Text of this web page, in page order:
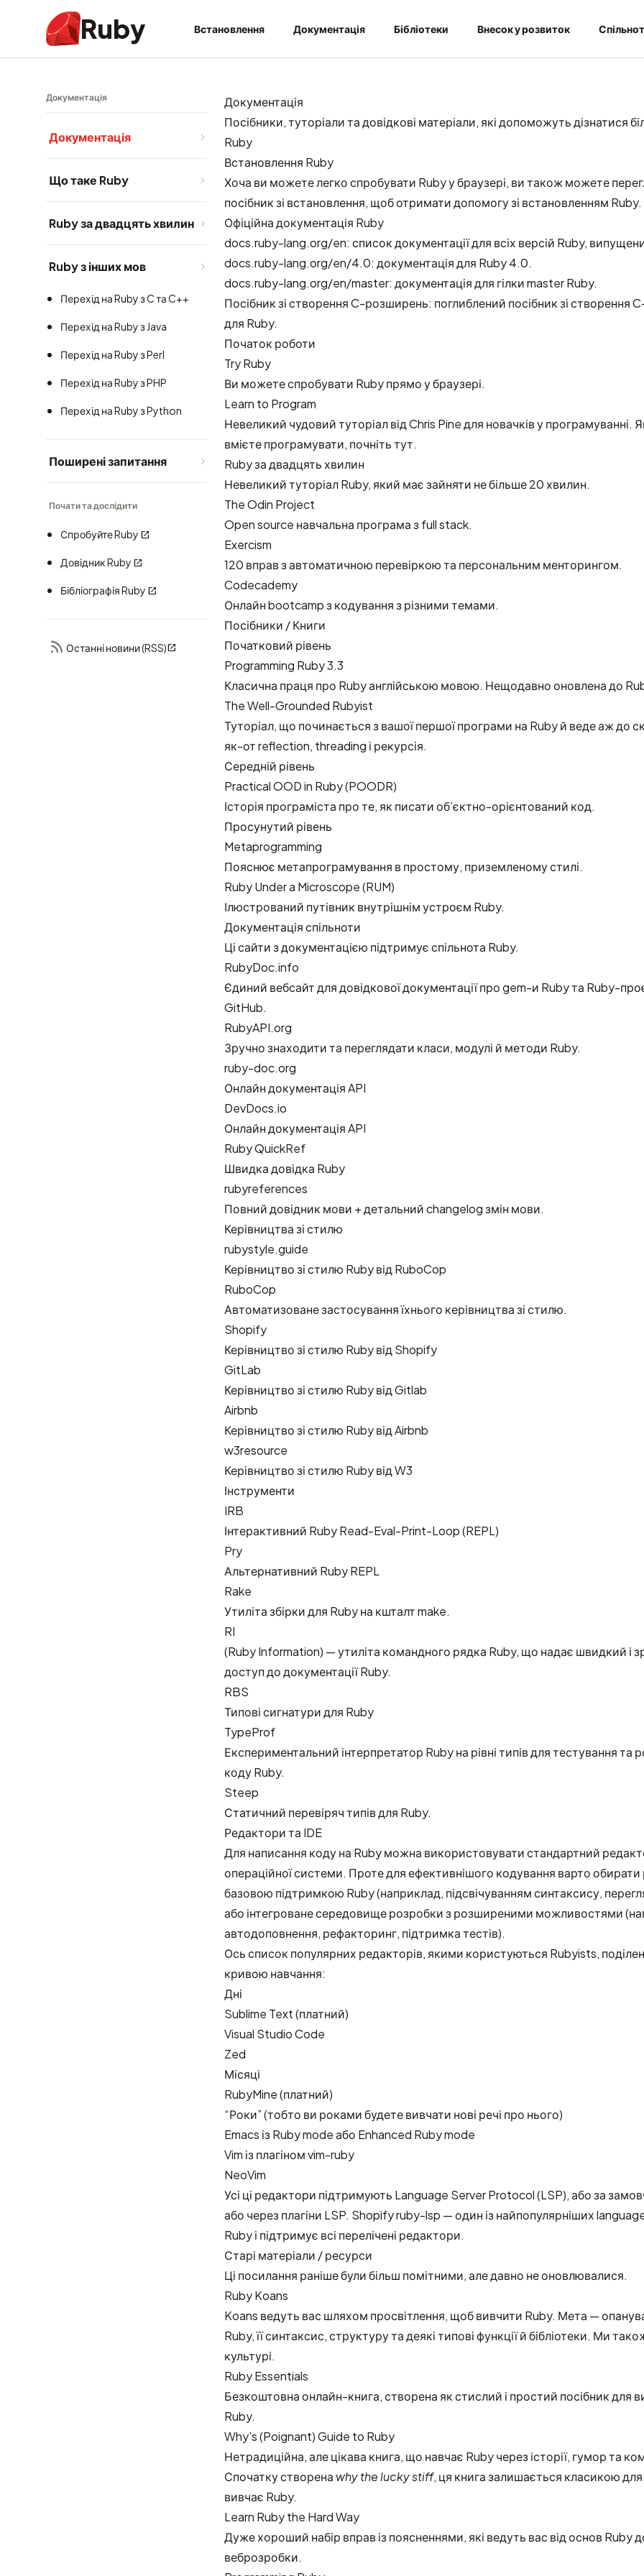
Ruby Встановлення Документація Бібліотеки Внесок у розвиток
Документація
Документація
Що таке Ruby
Ruby за двадцять хвилин
Ruby з інших мов
Перехід на Ruby з C та C++
Перехід на Ruby з Java
Перехід на Ruby з Perl
Перехід на Ruby з PHP
Перехід на Ruby з Python
Поширені запитання
Почати та дослідити
Спробуйте Ruby
Довідник Ruby
Бібліографія Ruby
Останні новини (RSS)
Документація
Посібники, туторіали та довідкові матеріали, які допоможуть дізнатися
Ruby
Встановлення Ruby
Хоча ви можете легкоспробувати Ruby у браузері, ви також можете
посібник зі встановлення, щоб отримати допомогу зі встановленням Ruby.
Офіційна документація Ruby
docs.ruby-lang.org/en: список документації для всіх версій Ruby,
docs.ruby-lang.org/en/4.0: документація для Ruby 4.0.
docs.ruby-lang.org/en/master: документація для гілки master Ruby.
Посібник зі створення C-розширень: поглиблений посібник зі створення
для Ruby.
Початок роботи
Try Ruby
Ви можете спробувати Ruby прямо у браузері.
Learn to Program
Невеликий чудовий туторіал від Chris Pine для новачків у програмуванні.
вмієте програмувати, почніть тут.
Ruby за двадцять хвилин
Невеликий туторіал Ruby, який має зайняти не більше 20 хвилин.
The Odin Project
Open source навчальна програма з full stack.
Exercism
120 вправ з автоматичною перевіркою та персональним менторингом.
Codecademy
Онлайн bootcamp з кодування з різними темами.
Посібники / Книги
Початковий рівень
Programming Ruby 3.3
Класична праця про Ruby англійською мовою. Нещодавно оновлена до
The Well-Grounded Rubyist
Туторіал, що починається з вашої першої програми на Ruby й веде аж до
як-от reflection, threading і рекурсія.
Середній рівень
Practical OOD in Ruby (POODR)
Історія програміста про те, як писати об’єктно-орієнтований код.
Просунутий рівень
Metaprogramming
Пояснює метапрограмування в простому, приземленому стилі.
Ruby Under a Microscope (RUM)
Ілюстрований путівник внутрішнім устроєм Ruby.
Документація спільноти
Ці сайти з документацією підтримує спільнота Ruby.
RubyDoc.info
Єдиний вебсайт для довідкової документації про gem-и Ruby та Ruby-
GitHub.
RubyAPI.org
Зручно знаходити та переглядати класи, модулі й методи Ruby.
ruby-doc.org
Онлайн документація API
DevDocs.io
Онлайн документація API
Ruby QuickRef
Швидка довідка Ruby
rubyreferences
Повний довідник мови + детальний changelog змін мови.
Керівництва зі стилю
rubystyle.guide
Керівництво зі стилю Ruby від RuboCop
RuboCop
Автоматизоване застосування їхнього керівництва зі стилю.
Shopify
Керівництво зі стилю Ruby від Shopify
GitLab
Керівництво зі стилю Ruby від Gitlab
Airbnb
Керівництво зі стилю Ruby від Airbnb
w3resource
Керівництво зі стилю Ruby від W3
Інструменти
IRB
Інтерактивний Ruby Read-Eval-Print-Loop (REPL)
Pry
Альтернативний Ruby REPL
Rake
Утиліта збірки для Ruby на кшталт make.
RI
(Ruby Information) — утиліта командного рядка Ruby, що надає швидкий і
доступ до документації Ruby.
RBS
Типові сигнатури для Ruby
TypeProf
Експериментальний інтерпретатор Ruby на рівні типів для тестування та
коду Ruby.
Steep
Статичний перевіряч типів для Ruby.
Редактори та IDE
Для написання коду на Ruby можна використовувати стандартний
операційної системи. Проте для ефективнішого кодування варто обирати
базовою підтримкою Ruby (наприклад, підсвічуванням синтаксису,
або інтегроване середовище розробки з розширеними можливостями
автодоповнення, рефакторинг, підтримка тестів).
Ось список популярних редакторів, якими користуються Rubyists,
кривою навчання:
Дні
Sublime Text(платний)
Visual Studio Code
Zed
Місяці
RubyMine(платний)
“Роки” (тобто ви роками будете вивчати нові речі про нього)
Emacs ізRuby modeабо Enhanced Ruby mode
Vim із плагіномvim-ruby
NeoVim
Усі ці редактори підтримують Language Server Protocol (LSP), або за
або через плагіни LSP. Shopifyruby-lsp — один із найпопулярніших
Ruby і підтримує всі перелічені редактори.
Старі матеріали / ресурси
Ці посилання раніше були більш помітними, але давно не оновлювалися.
Ruby Koans
Koans ведуть вас шляхом просвітлення, щоб вивчити Ruby. Мета —
Ruby, її синтаксис, структуру та деякі типові функції й бібліотеки. Ми
культурі.
Ruby Essentials
Безкоштовна онлайн-книга, створена як стислий і простий посібник для
Ruby.
Why’s (Poignant) Guide to Ruby
Нетрадиційна, але цікава книга, що навчає Ruby через історії, гумор та
Спочатку створенаwhy the lucky stiff, ця книга залишається класикою
вивчає Ruby.
Learn Ruby the Hard Way
Дуже хороший набір вправ із поясненнями, які ведуть вас від основ Ruby
веброзробки.